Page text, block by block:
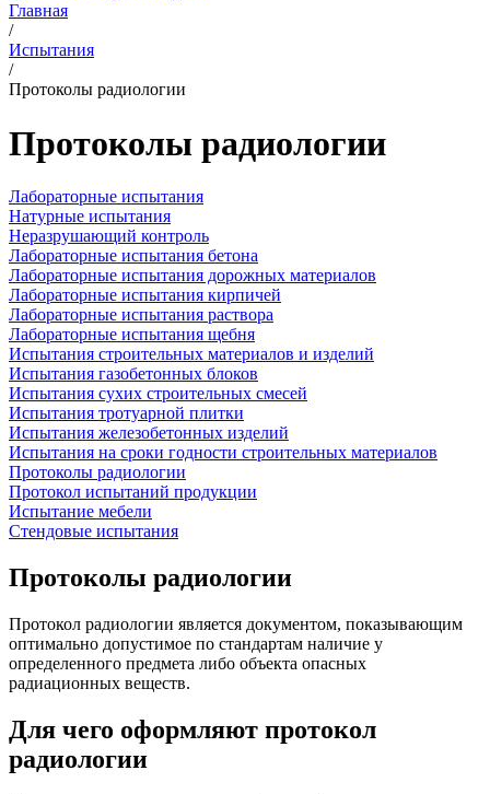
Главная
/
Испытания
/
Протоколы радиологии
Протоколы радиологии
Лабораторные испытания
Натурные испытания
Неразрушающий контроль
Лабораторные испытания бетона
Лабораторные испытания дорожных материалов
Лабораторные испытания кирпичей
Лабораторные испытания раствора
Лабораторные испытания щебня
Испытания строительных материалов и изделий
Испытания газобетонных блоков
Испытания сухих строительных смесей
Испытания тротуарной плитки
Испытания железобетонных изделий
Испытания на сроки годности строительных материалов
Протоколы радиологии
Протокол испытаний продукции
Испытание мебели
Стендовые испытания
Протоколы радиологии
Протокол радиологии является документом, показывающим
оптимально допустимое по стандартам наличие у
определенного предмета либо объекта опасных
радиационных веществ.
Для чего оформляют протокол
радиологии